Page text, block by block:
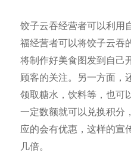
饺子云吞经营者可以利用
福经营者可以将饺子云吞
将制作好美食图发到自己
顾客的关注。另一方面，
领取糖水，饮料等，也可
一定数额就可以兑换积分
应的会有优惠，这样的宣
几倍。